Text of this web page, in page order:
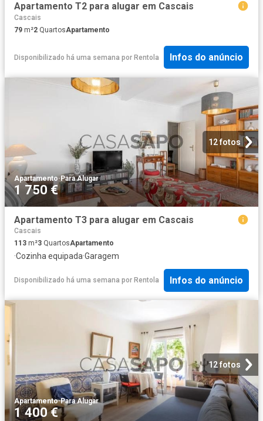
Apartamento T2 para alugar em Cascais
Cascais
79 m²2 QuartosApartamento
Disponibilizado há uma semana por Rentola Infos do anúncio
12 fotos
Apartamento·Para Alugar
1 750 €
Apartamento T3 para alugar em Cascais
Cascais
113 m²3 QuartosApartamento
·Cozinha equipada·Garagem
Disponibilizado há uma semana por Rentola Infos do anúncio
12 fotos
Apartamento·Para Alugar
1 400 €